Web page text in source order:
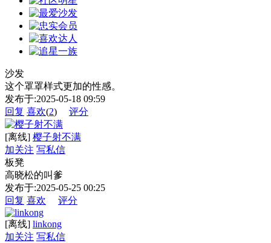
沙发
这个罩罩样式更加的性感。
发布于:2025-05-18 09:59
回复 喜欢(2) 评分
[离线] 樱子射不满
加关注 写私信
板凳
高晓松的叫爹
发布于:2025-05-25 00:25
回复 喜欢 评分
[离线] linkong
加关注 写私信